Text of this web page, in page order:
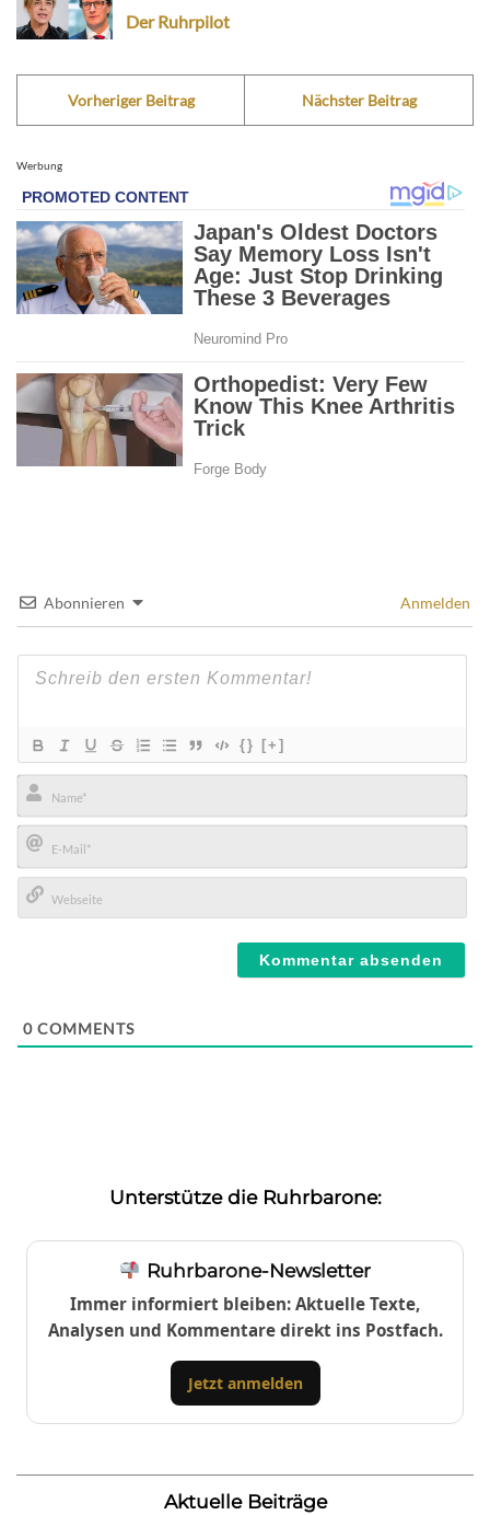
Der Ruhrpilot
Vorheriger Beitrag Nächster Beitrag
Werbung
Abonnieren Anmelden
{} [+]
Name*
E-
Mail*
0 COMMENTS
Unterstütze die Ruhrbarone:
Ruhrbarone-Newsletter
Immer informiert bleiben: Aktuelle Texte,
Analysen und Kommentare direkt ins Postfach.
Jetzt anmelden
Aktuelle Beiträge